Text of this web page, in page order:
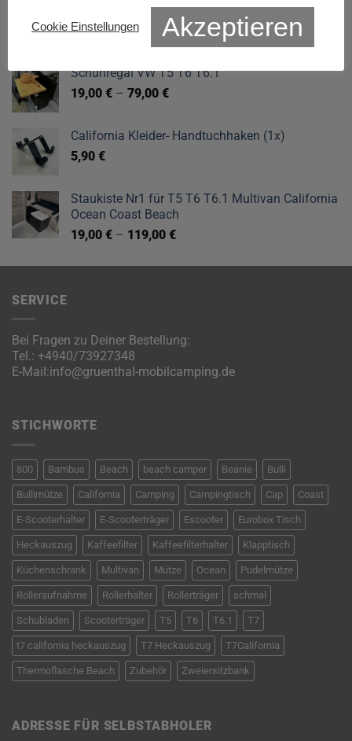
Deckenregal magnetisch VW California T5-6.1
3,90€–169,00 €
Schuhregal VW T5 T6 T6.1
19,00 € – 79,00 €
California Kleider- Handtuchhaken (1x)
5,90 €
Staukiste Nr1 für T5 T6 T6.1 Multivan California
Ocean Coast Beach
19,00 € – 119,00 €
SERVICE
Bei Fragen zu Deiner Bestellung:
Tel.: +4940/73927348
E-Mail:info@gruenthal-mobilcamping.de
STICHWORTE
800 Bambus Beach beach camper Beanie Bulli
Bullimütze California Camping Campingtisch Cap Coast
E-Scooterhalter E-Scooterträger Escooter Eurobox Tisch
Heckauszug Kaffeefilter Kaffeefilterhalter Klapptisch
Küchenschrank Multivan Mütze Ocean Pudelmütze
Rolleraufnahme Rollerhalter Rollerträger schmal
Schubladen Scooterträger T5 T6 T6.1 T7
t7 california heckauszug T7 Heckauszug T7California
Thermoflasche Beach Zubehör Zweiersitzbank
ADRESSE FÜR SELBSTABHOLER
Cookie Einstellungen Akzeptieren